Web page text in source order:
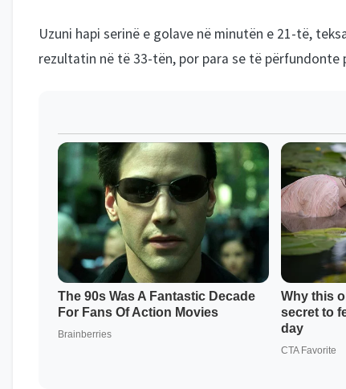
Uzuni hapi serinë e golave në minutën e 21-të,
rezultatin në të 33-tën, por para se të përfundonte